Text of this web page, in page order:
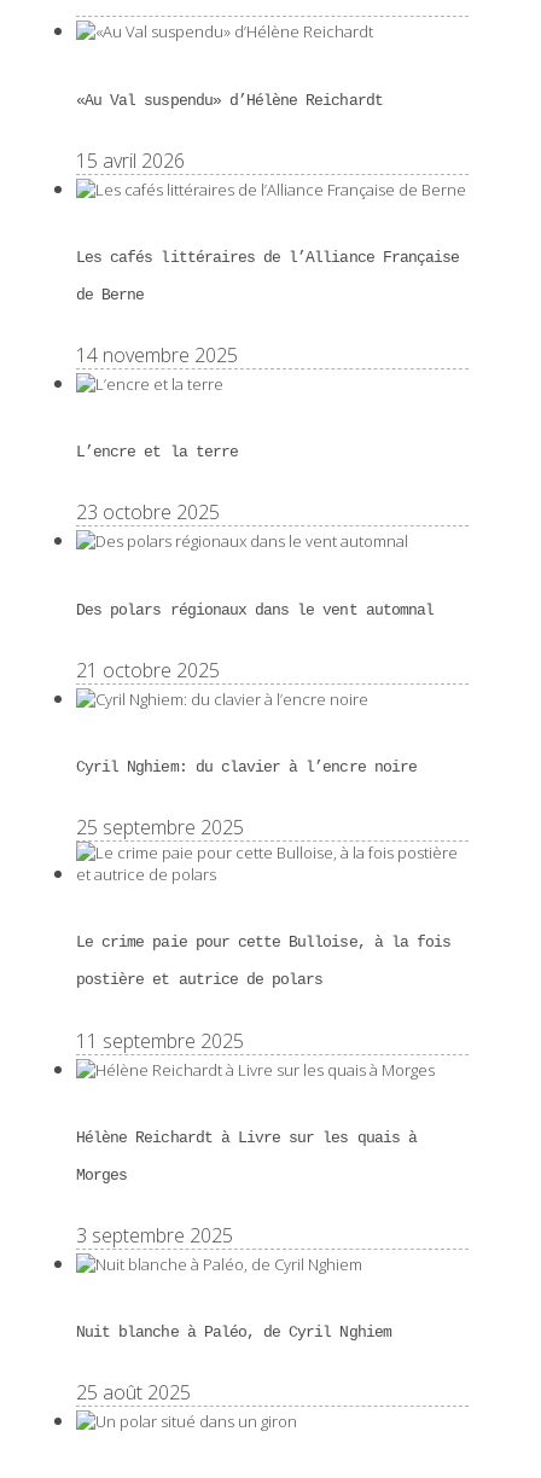
«Au Val suspendu» d’Hélène Reichardt
15 avril 2026
Les cafés littéraires de l’Alliance Française
de Berne
14 novembre 2025
L’encre et la terre
23 octobre 2025
Des polars régionaux dans le vent automnal
21 octobre 2025
Cyril Nghiem: du clavier à l’encre noire
25 septembre 2025
Le crime paie pour cette Bulloise, à la fois
postière et autrice de polars
11 septembre 2025
Hélène Reichardt à Livre sur les quais à
Morges
3 septembre 2025
Nuit blanche à Paléo, de Cyril Nghiem
25 août 2025